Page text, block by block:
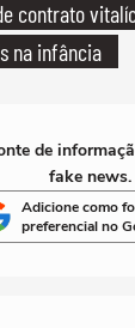
contrato
na infância
de
fake news.
Adicione como
preferencial no